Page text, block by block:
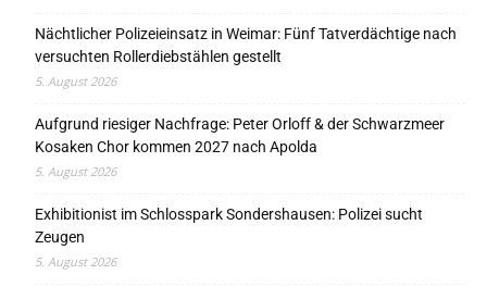
Nächtlicher Polizeieinsatz in Weimar: Fünf Tatverdächtige nach
versuchten Rollerdiebstählen gestellt
5. August 2026
Aufgrund riesiger Nachfrage: Peter Orloff & der Schwarzmeer
Kosaken Chor kommen 2027 nach Apolda
5. August 2026
Exhibitionist im Schlosspark Sondershausen: Polizei sucht
Zeugen
5. August 2026